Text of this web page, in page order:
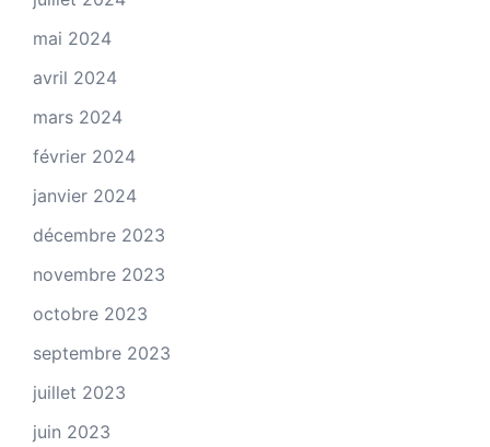
mai 2024
avril 2024
mars 2024
février 2024
janvier 2024
décembre 2023
novembre 2023
octobre 2023
septembre 2023
juillet 2023
juin 2023